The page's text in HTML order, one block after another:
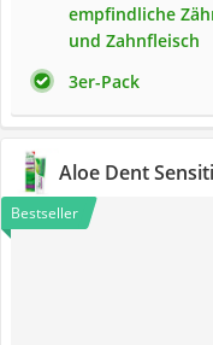
empfindliche
und Zahnfleisch
3er-Pack
Aloe Dent
Bestseller